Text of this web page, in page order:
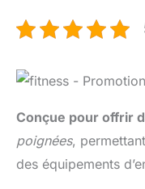
Conçue pour offrir
poignées,
des équipements